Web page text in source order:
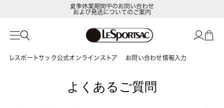
夏季休業期間中のお問い合わせ
および発送についてのご案内
レスポートサック公式オンラインストア お問い合わせ情報入力
よくあるご質問